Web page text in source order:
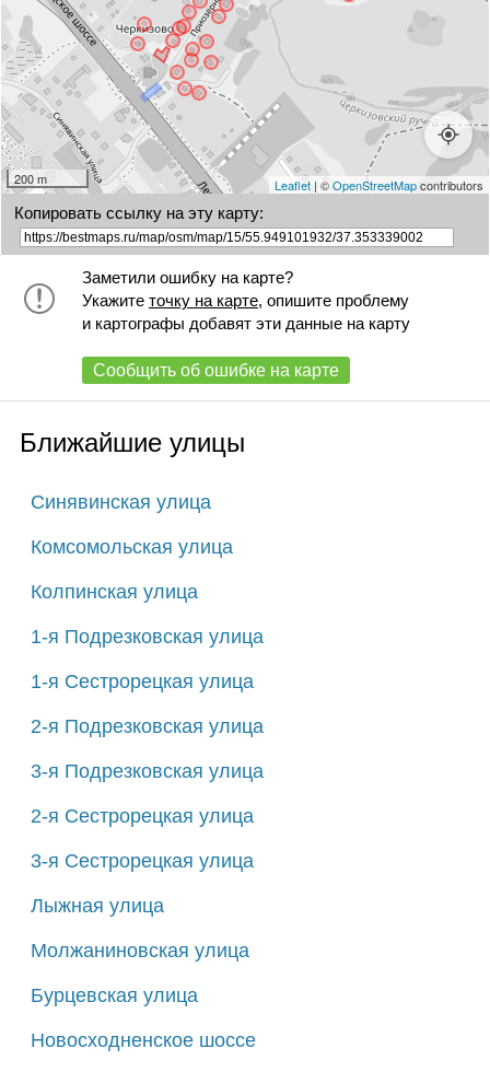
200 m Leaflet| ©OpenStreetMapcontributors
Копировать ссылку на эту карту:
Заметили ошибку на карте?
Укажите точку на карте, опишите проблему
и картографы добавят эти данные на карту
Сообщить об ошибке на карте
Ближайшие улицы
Синявинская улица
Комсомольская улица
Колпинская улица
1-я Подрезковская улица
1-я Сестрорецкая улица
2-я Подрезковская улица
3-я Подрезковская улица
2-я Сестрорецкая улица
3-я Сестрорецкая улица
Лыжная улица
Молжаниновская улица
Бурцевская улица
Новосходненское шоссе